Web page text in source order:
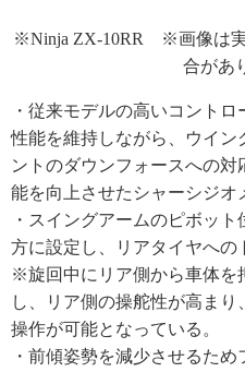
※Ninja ZX-10RR ※画像は
合があ
・従来モデルの高いコント
性能を維持しながら、ウイン
ントのダウンフォースへの
能を向上させたシャーシジオ
・スイングアームのピボッ
方に設定し、リアタイヤへの
※旋回中にリア側から車体を
し、リア側の操舵性が高ま
操作が可能となっている。
・前傾姿勢を減少させるた